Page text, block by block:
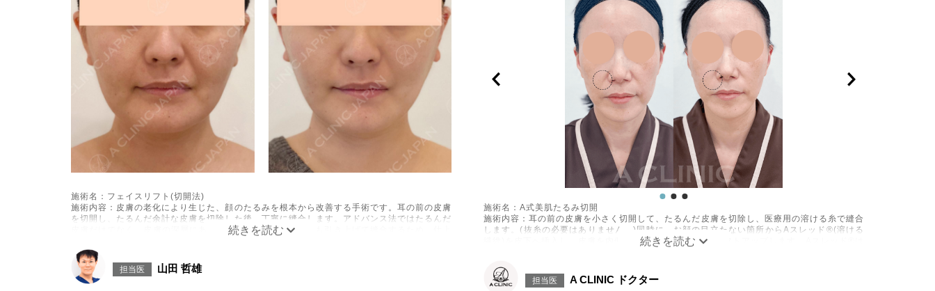
施術名：フェイスリフト(切開法)
施術内容：皮膚の老化により生じた、顔のたるみを根本から改善する手術です。耳の前の皮膚
を切開し、たるんだ余計な皮膚を切除した後、丁寧に縫合します。アドバンス法ではたるんだ
皮膚だけでなく、皮膚の深層にあるSMAS（表在性筋膜群）も引き上げて縫合するため、仕上
施術時間：約30〜50分程
抜糸：施術5〜7日後にご来院して頂きます
リスク、副作用：腫れ、内出血、疼痛、むくみなどが術後一時的に生じることがございます。
また、極めて稀ですが、細菌感染症、左右差、色素沈着、感覚障害、運動障害、創離開、肥厚
担当医 山田 哲雄
施術名：A式美肌たるみ切開
施術内容：耳の前の皮膚を小さく切開して、たるんだ皮膚を切除し、医療用の溶ける糸で縫合
します。(抜糸の必要はありません。)同時に、お顔の目立たない箇所からAスレッド®(溶ける
繊維)を皮下へ挿入し、皮膚を内側から引き上げてお顔をリフトアップします。Aスレッド®は
施術時間：約60分程
リスク、副作用：腫れ、内出血、疼痛、むくみなどが術後一時的に生じることがございます。
担当医 A CLINIC ドクター